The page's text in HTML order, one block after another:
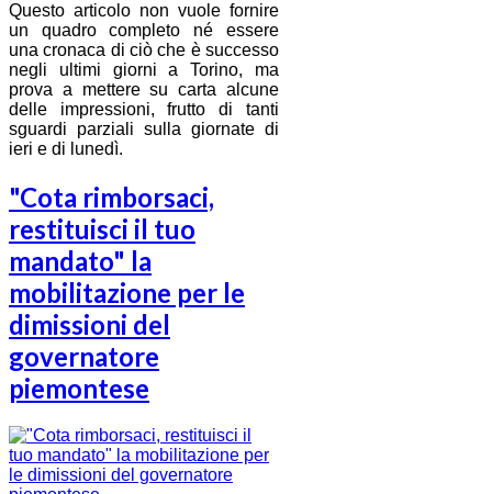
Questo articolo non vuole fornire
un quadro completo né essere
una cronaca di ciò che è successo
negli ultimi giorni a Torino, ma
prova a mettere su carta alcune
delle impressioni, frutto di tanti
sguardi parziali sulla giornate di
ieri e di lunedì.
"Cota rimborsaci,
restituisci il tuo
mandato" la
mobilitazione per le
dimissioni del
governatore
piemontese